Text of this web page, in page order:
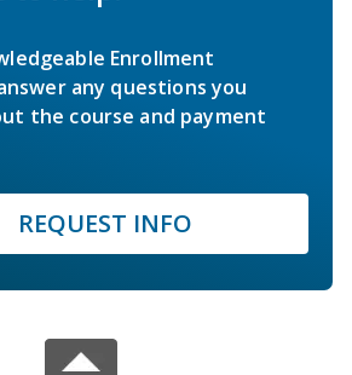
Enrollment
any questions you
the course and payment
REQUEST INFO